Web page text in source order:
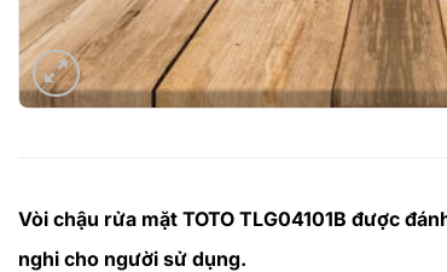
Vòi chậu rửa mặt TOTO TLG04101B được
nghi cho người sử dụng.